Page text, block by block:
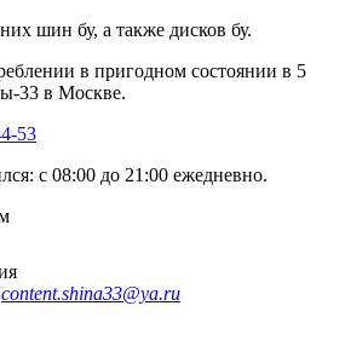
шин бу, а также дисков бу.
в пригодном состоянии в 5
33 в Москве.
53
с 08:00 до 21:00 ежедневно.
content.shina33@ya.ru